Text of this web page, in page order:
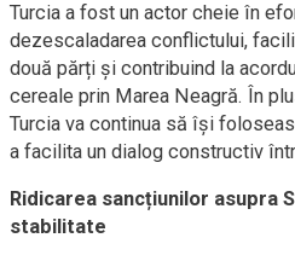
Turcia a fost un actor cheie în
dezescaladarea conflictului,
două părți și contribuind la
cereale prin Marea Neagră. În
Turcia va continua să își
a facilita un dialog constructiv
Ridicarea sancțiunilor asupra
stabilitate